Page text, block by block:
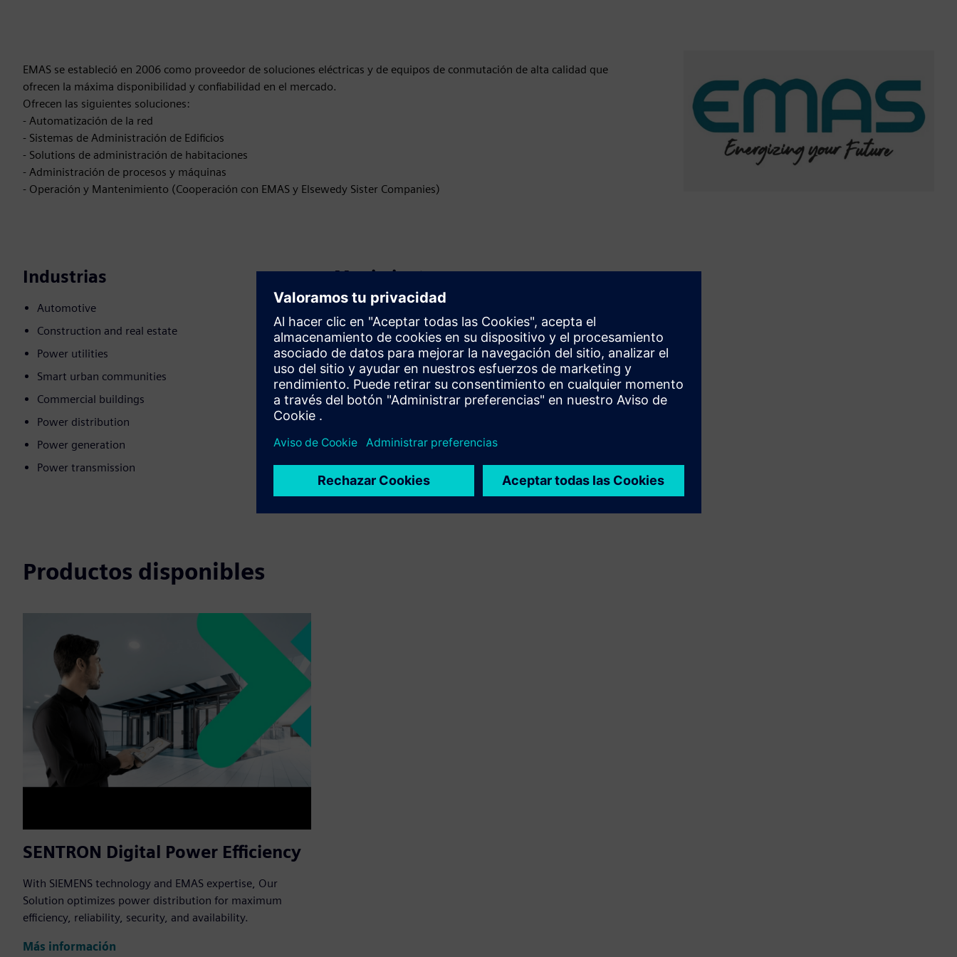
EMAS se estableció en 2006 como proveedor de soluciones eléctricas y de equipos de conmutación de alta calidad que
ofrecen la máxima disponibilidad y confiabilidad en el mercado.
Ofrecen las siguientes soluciones:
- Automatización de la red
- Sistemas de Administración de Edificios
- Solutions de administración de habitaciones
- Administración de procesos y máquinas
- Operación y Mantenimiento (Cooperación con EMAS y Elsewedy Sister Companies)
Industrias
Automotive
Construction and real estate
Power utilities
Smart urban communities
Commercial buildings
Power distribution
Power generation
Power transmission
Movimiento
Service
Proporciona un servicio para un producto o solución
Siemens Xcelerator que ayuda al cliente a implementarlo,
integrarlo, operarlo o mantenerlo
Productos disponibles
SENTRON Digital Power Efficiency
With SIEMENS technology and EMAS expertise, Our
Solution optimizes power distribution for maximum
efficiency, reliability, security, and availability.
Más información